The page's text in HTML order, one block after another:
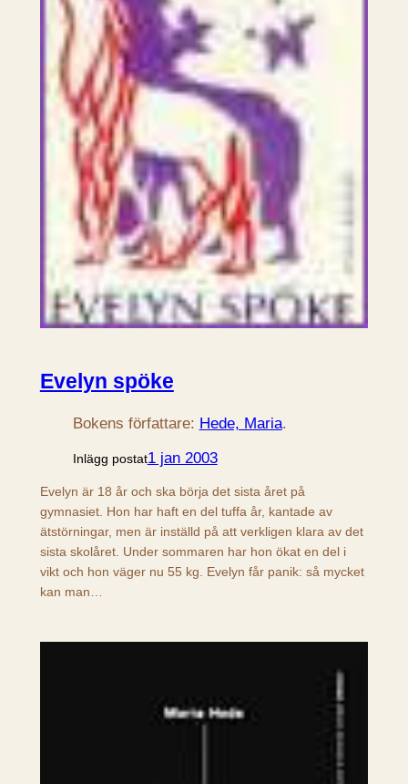
Evelyn spöke
Bokens författare: Hede, Maria.
Inlägg postat1 jan 2003
Evelyn är 18 år och ska börja det sista året på
gymnasiet. Hon har haft en del tuffa år, kantade av
ätstörningar, men är inställd på att verkligen klara av det
sista skolåret. Under sommaren har hon ökat en del i
vikt och hon väger nu 55 kg. Evelyn får panik: så mycket
kan man…